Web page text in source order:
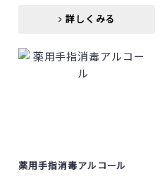
詳しくみる
詳しくみる
薬用手指消毒アルコール